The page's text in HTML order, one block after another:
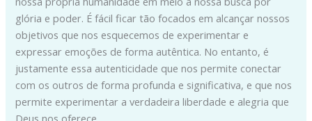
glória e poder. É fácil ficar tão focados em alcançar nossos
objetivos que nos esquecemos de experimentar e
expressar emoções de forma autêntica. No entanto, é
justamente essa autenticidade que nos permite conectar
com os outros de forma profunda e significativa, e que nos
permite experimentar a verdadeira liberdade e alegria que